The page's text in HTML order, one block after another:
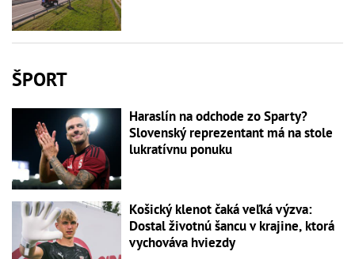
ŠPORT
Haraslín na odchode zo Sparty?
Slovenský reprezentant má na stole
lukratívnu ponuku
Košický klenot čaká veľká výzva:
Dostal životnú šancu v krajine, ktorá
vychováva hviezdy